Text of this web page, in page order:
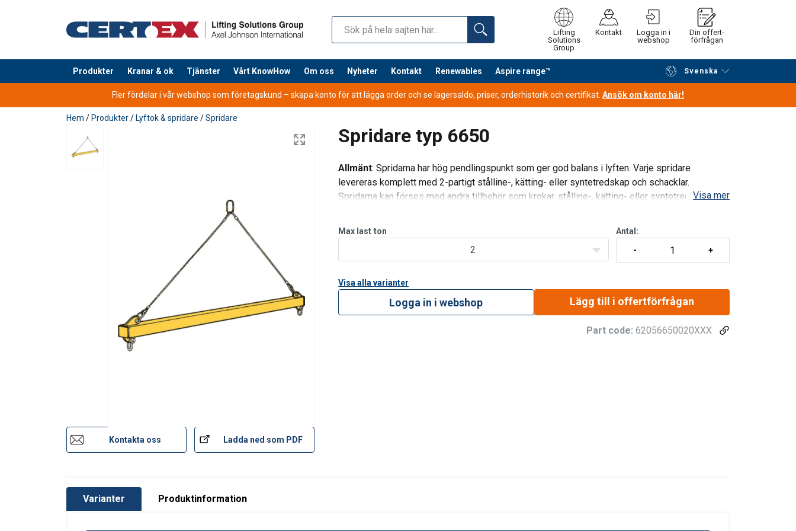
Lifting
Solutions
Group
Kontakt
Logga in i
webshop
Din offert-
förfrågan
Produkter Kranar & ok Tjänster Vårt KnowHow Om oss Nyheter Kontakt Renewables Aspire range™ Svenska
tillagd i varukorg Fortsätt handla Gå till kassan
Fler fördelar i vår webshop som företagskund – skapa konto för att lägga order och se lagersaldo, priser, orderhistorik och certifikat. Ansök om konto här!
Hem / Produkter/ Lyftok & spridare /Spridare
Spridare typ 6650
Kontakta oss Ladda ned som PDF
Allmänt: Spridarna har hög pendlingspunkt som ger god balans i lyften. Varje spridare
levereras komplett med 2-partigt stålline-, kätting- eller syntetredskap och schacklar.
Spridarna kan förses med andra tillbehör som krokar, stålline-, kätting- eller syntetredskapVisa mer
Max last ton
2
Antal:
Visa alla varianter
Logga in i webshop Lägg till i offertförfrågan
Part code: 62056650020XXX
Varianter Produktinformation
Märkning:
Ytbehandling: